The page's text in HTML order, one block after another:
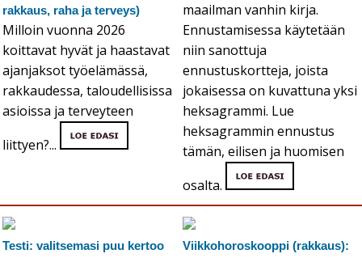
rakkaus, raha ja terveys)
Milloin vuonna 2026
koittavat hyvät ja haastavat
ajanjaksot työelämässä,
rakkaudessa, taloudellisissa
asioissa ja terveyteen
liittyen?...
maailman vanhin kirja.
Ennustamisessa käytetään
niin sanottuja
ennustuskortteja, joista
jokaisessa on kuvattuna yksi
heksagrammi. Lue
heksagrammin ennustus
tämän, eilisen ja huomisen
osalta.
Testi: valitsemasi puu kertoo
Viikkohoroskooppi (rakkaus):